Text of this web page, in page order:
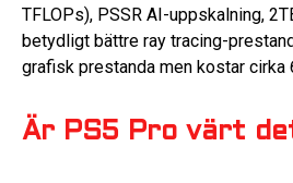
TFLOPs), PSSR AI-uppskalning,
betydligt bättre ray tracing-
grafisk prestanda men kostar cirka
Är PS5 Pro värt